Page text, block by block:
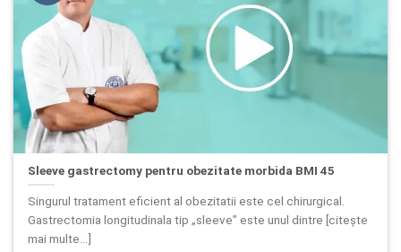
Sleeve gastrectomy pentru obezitate morbida BMI 45
Singurul tratament eficient al obezitatii este cel chirurgical.
Gastrectomia longitudinala tip „sleeve” este unul dintre [citește
mai multe...]